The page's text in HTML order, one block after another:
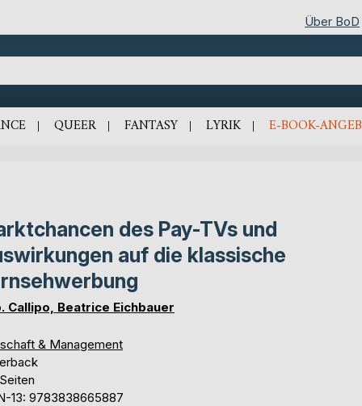
Über BoD
QUEER FANTASY LYRIK E-BOOK-
des Pay-TVs und
auf die klassische
Callipo, Beatrice Eichbauer
& Management
13: 9783838665887